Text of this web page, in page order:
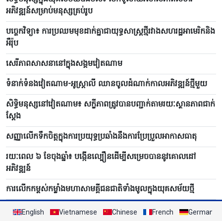
អភិវឌ្ឍន៍សម្រាប់មនុស្សគ្រប់រូប
បច្ចេកវិទ្យា៖ ការប្រឈមមុខដាក់គ្នាជាយុទ្ធសាស្ត្រថ្មីរវាងសហរដ្ឋអាមេរិកនិង
អឺរ៉ុប
សេរីភាពសាសនានៅក្នុងសង្គមវៀតណាម
ទំនាក់ទំនងវៀតណាម-អូស្ត្រាលី ឈាន​ចូលដំណាក់កាលអភិវឌ្ឍន៍ថ្មីមួយ
សិទ្ធិមនុស្សនៅវៀតណាម៖ សក្ខីភាពត្រូវបានបញ្ជាក់តាមរយៈស្ថានភាពជាក់
ស្តែង
សញ្ញាលើកទឹកចិត្តក្នុងការប្រយុទ្ធប្រឆាំងនឹងការប្រែប្រួលអាកាសធាតុ
រយៈពេល ៦​ ខែចុងឆ្នាំ៖ បង្កើន​ល្បឿនដើម្បីសម្រេចបាននូវគោលដៅ
អភិវឌ្ឍន៍
ការលើកកម្ពស់កម្លាំងមហាសាមគ្គីជនជាតិទាំងមូលក្នុងយុគសម័យថ្មី
English Vietnamese Chinese French German